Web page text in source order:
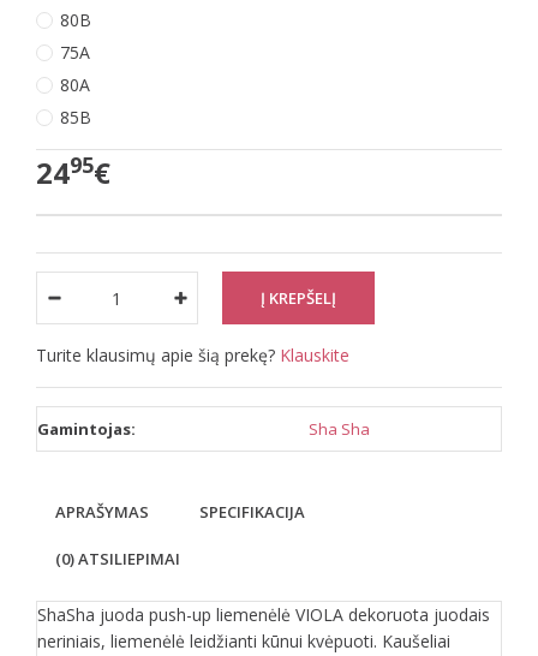
80B
75A
80A
85B
2495€
Turite klausimų apie šią prekę? Klauskite
Gamintojas: Sha Sha
APRAŠYMAS SPECIFIKACIJA
(0) ATSILIEPIMAI
ShaSha juoda push-up liemenėlė VIOLA dekoruota juodais
neriniais, liemenėlė leidžianti kūnui kvėpuoti. Kaušeliai